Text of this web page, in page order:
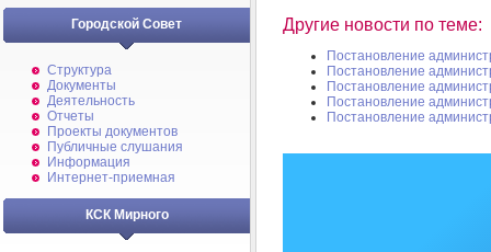
Городской Совет
Структура
Документы
Деятельность
Отчеты
Проекты документов
Публичные слушания
Информация
Интернет-приемная
КСК Мирного
Другие новости по теме:
Постановление
Постановление
Постановление
Постановление
Постановление